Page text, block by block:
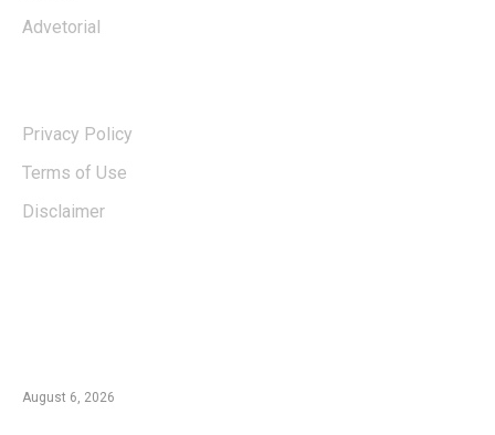
Advetorial
Privacy Policy
Terms of Use
Disclaimer
August 6, 2026